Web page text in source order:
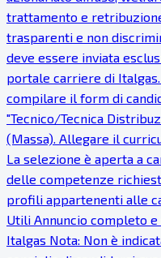
trattamento e
trasparenti e non
deve essere inviata
portale carriere di
compilare il form di
"Tecnico/Tecnica
(Massa). Allegare il
La selezione è aperta a
delle competenze
profili appartenenti alle
Utili Annuncio completo
Italgas Nota: Non è